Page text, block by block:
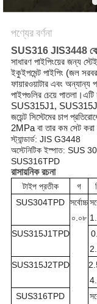
পণ্যের বর্ণনা
SUS316 JIS3448
সাধারণ পাইপিংয়ের জন্য
ইকুইপমেন্ট পাইপিং (জল
ফায়ারওয়াটার এবং অন্যান্য
পাইপগুলির চেয়ে
SUS315J1,
জয়েন্ট সিস্টেমের চাপ
2MPa বা তার কম সেট করা
স্ট্যান্ডার্ড: JIS G3448
অস্টেনিটিক ইস্পাত:
SUS316TPD
রাসায়নিক রচনা
টাইপ প্রতীক গ
SUS304TPD সর্বোচ্চ
০.০৮
SUS315J1TPD
SUS315J2TPD
SUS316TPD